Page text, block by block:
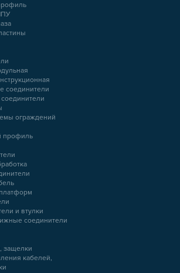
соединители
ограждений
профиль
и втулки
соединители
защелки
кабелей,